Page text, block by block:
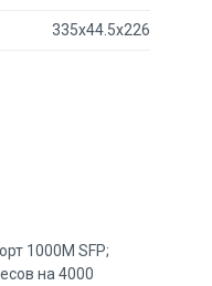
335x44.5x226
1000М SFP;
на 4000